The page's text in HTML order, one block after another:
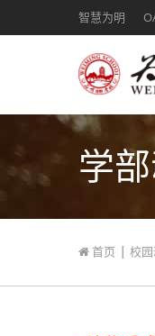
智慧为明
学
首页 | 校